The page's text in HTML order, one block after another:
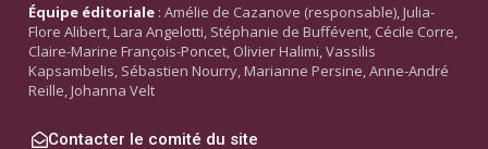
Équipe éditoriale : Amélie de Cazanove (responsable), Julia-
Flore Alibert, Lara Angelotti, Stéphanie de Buffévent, Cécile Corre,
Claire-Marine François-Poncet, Olivier Halimi, Vassilis
Kapsambelis, Sébastien Nourry, Marianne Persine, Anne-André
Reille, Johanna Velt
Contacter le comité du site